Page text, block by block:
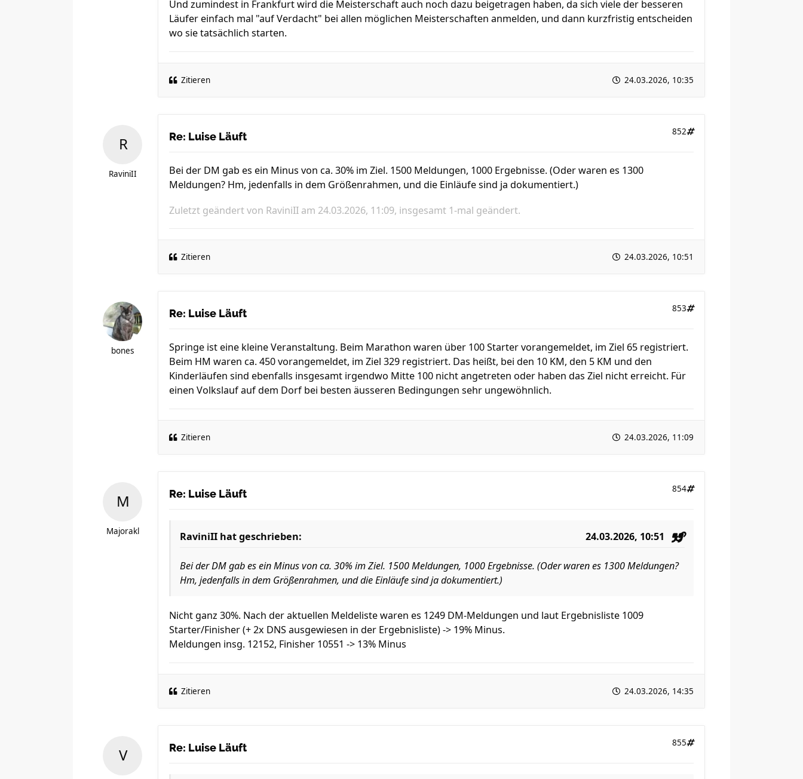
Und zumindest in Frankfurt wird die Meisterschaft auch noch dazu beigetragen haben, da sich viele der besseren
Läufer einfach mal "auf Verdacht" bei allen möglichen Meisterschaften anmelden, und dann kurzfristig entscheiden
wo sie tatsächlich starten.
Zitieren 24.03.2026, 10:35
RaviniII
Re: Luise Läuft 852
Bei der DM gab es ein Minus von ca. 30% im Ziel. 1500 Meldungen, 1000 Ergebnisse. (Oder waren es 1300
Meldungen? Hm, jedenfalls in dem Größenrahmen, und die Einläufe sind ja dokumentiert.)
Zuletzt geändert von RaviniII am 24.03.2026, 11:09, insgesamt 1-mal geändert.
Zitieren 24.03.2026, 10:51
bones
Re: Luise Läuft 853
Springe ist eine kleine Veranstaltung. Beim Marathon waren über 100 Starter vorangemeldet, im Ziel 65 registriert.
Beim HM waren ca. 450 vorangemeldet, im Ziel 329 registriert. Das heißt, bei den 10 KM, den 5 KM und den
Kinderläufen sind ebenfalls insgesamt irgendwo Mitte 100 nicht angetreten oder haben das Ziel nicht erreicht. Für
einen Volkslauf auf dem Dorf bei besten äusseren Bedingungen sehr ungewöhnlich.
Zitieren 24.03.2026, 11:09
Majorakl
Re: Luise Läuft 854
RaviniII hat geschrieben: 24.03.2026, 10:51
Bei der DM gab es ein Minus von ca. 30% im Ziel. 1500 Meldungen, 1000 Ergebnisse. (Oder waren es 1300 Meldungen?
Hm, jedenfalls in dem Größenrahmen, und die Einläufe sind ja dokumentiert.)
Nicht ganz 30%. Nach der aktuellen Meldeliste waren es 1249 DM-Meldungen und laut Ergebnisliste 1009
Starter/Finisher (+ 2x DNS ausgewiesen in der Ergebnisliste) -> 19% Minus.
Meldungen insg. 12152, Finisher 10551 -> 13% Minus
Zitieren 24.03.2026, 14:35
Re: Luise Läuft 855